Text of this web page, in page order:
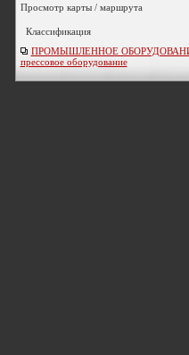
Просмотр карты / маршрута
Классификация
ПРОМЫШЛЕННОЕ
прессовое оборудование